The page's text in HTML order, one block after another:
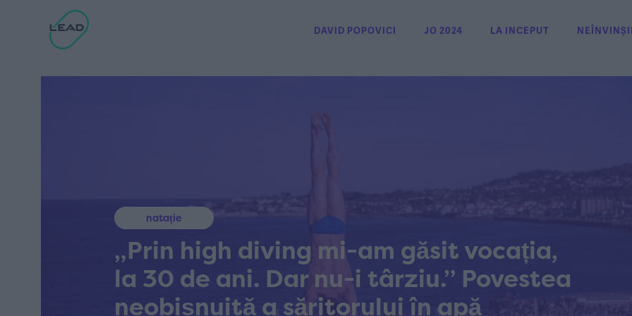
DAVID POPOVICI JO 2024 LA INCEPUT
natație
„Prin high diving mi-am găsit vocația,
la 30 de ani. Dar nu-i târziu.” Povestea
neobișnuită a săritorului în apă